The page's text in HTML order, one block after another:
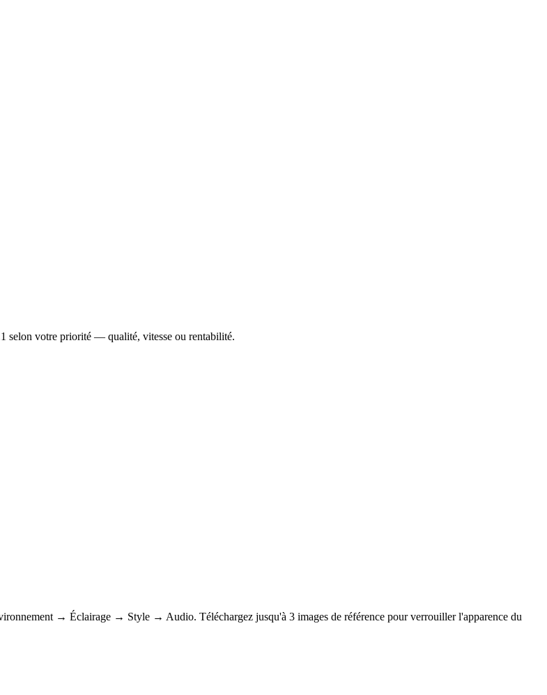
selon votre priorité — qualité, vitesse ou rentabilité.
→ Éclairage → Style → Audio. Téléchargez jusqu'à 3 images de référence pour verrouiller l'apparence du